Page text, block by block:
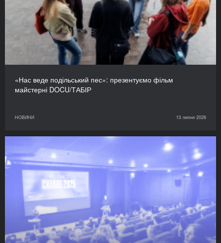
«Нас веде подільський пес»: презентуємо фільм
майстерні DOCU/ТАБІР
НОВИНИ 13 липня 2026